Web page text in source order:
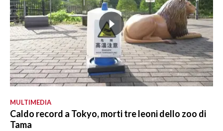
MULTIMEDIA
Caldo record a Tokyo, morti tre leoni dello zoo di
Tama